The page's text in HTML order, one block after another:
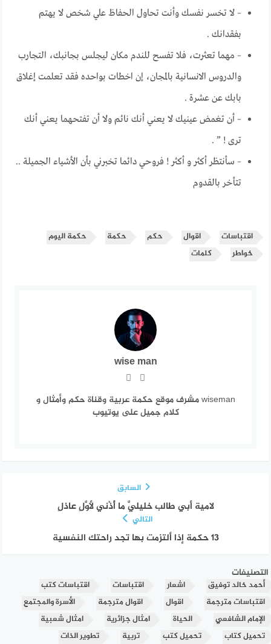
– لا تخسر نفسك وأنت تحاول الحفاظ علي شخص لا يهتم
بفقدانك .
– مهما تعثرت، فلا تفسح للندم مكان ليجلس بجانبك، التجارب
والدروس الانسانية بالمجان، إن اخطات بواحده فقد تعلمت إغلاق
بابك عن عشرة .
– أن تغمض عينيك لا يعني أنك نائم ولا أن تفتحهما يعني أنك
ترى ! ” .
– سأنتظر أكثر و أكثر ! فروحي دائما تخبرني بأن الأشياء الجميلة ..
تتأخر بالقدوم
اقتباسات اقوال حكم حكمة
حكمة اليوم
خواطر
كلمات
wise man
wiseman مشرف موقع حكمة عربية وقناة حكم وأمثال و
كلام جميل على يوتيوب
السابق
لامية أبي طالب خليليَّ ما أُذْني لأوَّلِ عاذلِ
التالي
13 حكمة إذا ألتزمت بها تجد راحتك النفسية
التصنيفات
أحمد خالد توفيق اشعار اقتباسات
اقتباسات كتب
اقتباسات مترجمة
اقوال اقوال مترجمة
الأسرة والمجتمع
الإمام الشافعي
الحياة امثال جزائرية
امثال شعبية
تحميل كتاب
تحميل كتب تربية
تطوير الذات